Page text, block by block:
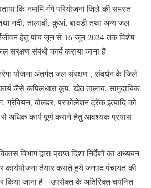
कि नमामि गंगे परियोजना जिले की समस्त
नदी, तालाबों, कुआं, बावडी तथा अन्य जल
हेतु पांच जून से 16 जून 2024 तक विशेष
संरक्षण संबंधी कार्य कराया जाना है।
योजना अंतर्गत जल संरक्षण , संवर्धन के जिले
जैसे कपिलधारा कूप, खेत तालाब, सामुदायिक
ग्रेवियन, बोल्डर, परकोलेशन ट्रेंक इत्यादि को
अधिक कार्य पूर्ण कराने हेतु आवश्यक प्रयास
विभाग द्वारा प्राप्त दिशा निर्देशों का अध्ययन
कार्ययोजना तैयार कराते हुये जनपद पंचायत की
किया जाना है। उपरोक्त के अतिरिक्त चयनित